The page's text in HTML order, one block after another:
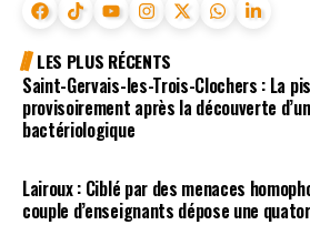
LES PLUS RÉCENTS
Saint-Gervais-les-Trois-Clochers : La
provisoirement après la découverte
bactériologique
Lairoux : Ciblé par des menaces
couple d’enseignants dépose une